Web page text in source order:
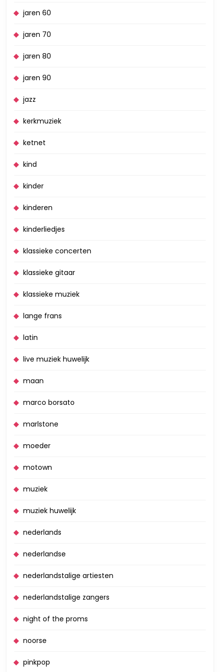
jaren 60
jaren 70
jaren 80
jaren 90
jazz
kerkmuziek
ketnet
kind
kinder
kinderen
kinderliedjes
klassieke concerten
klassieke gitaar
klassieke muziek
lange frans
latin
live muziek huwelijk
maan
marco borsato
marlstone
moeder
motown
muziek
muziek huwelijk
nederlands
nederlandse
nederlandstalige artiesten
nederlandstalige zangers
night of the proms
noorse
pinkpop